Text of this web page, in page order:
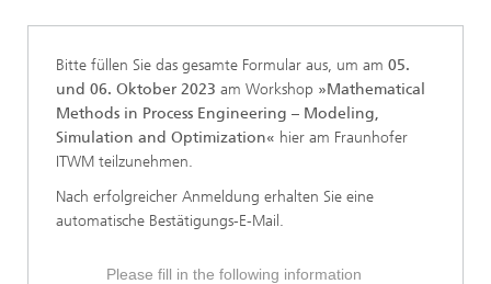
Bitte füllen Sie das gesamte Formular aus, um am 05.
und 06. Oktober 2023 am Workshop »Mathematical
Methods in Process Engineering – Modeling,
Simulation and Optimization« hier am Fraunhofer
ITWM teilzunehmen.
Nach erfolgreicher Anmeldung erhalten Sie eine
automatische Bestätigungs-E-Mail.
Please fill in the following information